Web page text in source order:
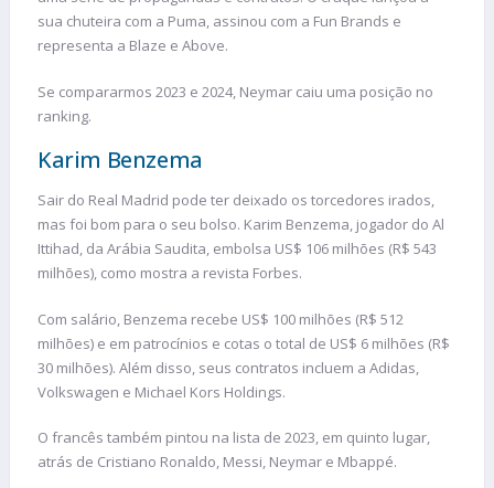
sua chuteira com a Puma, assinou com a Fun Brands e
representa a Blaze e Above.
Se compararmos 2023 e 2024, Neymar caiu uma posição no
ranking.
Karim Benzema
Sair do Real Madrid pode ter deixado os torcedores irados,
mas foi bom para o seu bolso. Karim Benzema, jogador do Al
Ittihad, da Arábia Saudita, embolsa US$ 106 milhões (R$ 543
milhões), como mostra a revista Forbes.
Com salário, Benzema recebe US$ 100 milhões (R$ 512
milhões) e em patrocínios e cotas o total de US$ 6 milhões (R$
30 milhões). Além disso, seus contratos incluem a Adidas,
Volkswagen e Michael Kors Holdings.
O francês também pintou na lista de 2023, em quinto lugar,
atrás de Cristiano Ronaldo, Messi, Neymar e Mbappé.